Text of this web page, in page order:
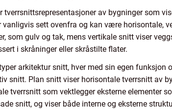
tverrsnittsrepresentasjoner av bygninger som
vanligvis sett ovenfra og kan være horisontale,
som gulv og tak, mens vertikale snitt viser
i skråninger eller skråstilte flater.
arkitektur snitt, hver med sin egen
snitt. Plan snitt viser horisontale tverrsnitt av
tverrsnitt som vektlegger eksterne elementer
snitt, og viser både interne og eksterne